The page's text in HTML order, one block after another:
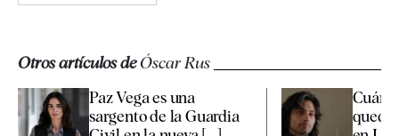
Otros artículos deÓscar Rus
Paz Vega es una
sargento de la Guardia